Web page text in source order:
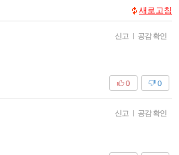
새로고침
신고 | 공감 확인
0
0
신고 | 공감 확인